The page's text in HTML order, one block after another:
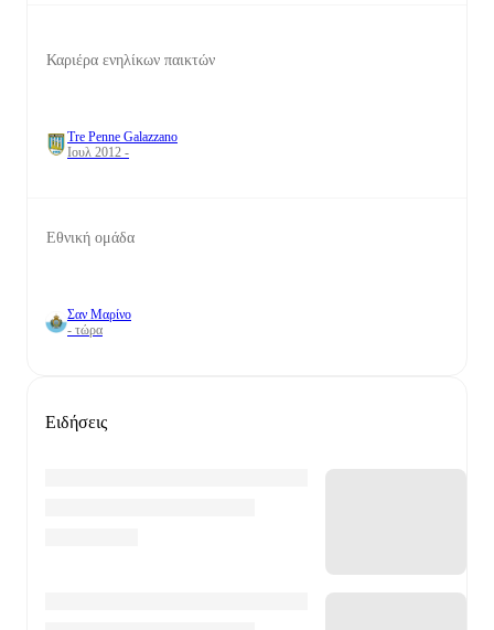
Καριέρα ενηλίκων παικτών
Tre Penne Galazzano
Ιουλ 2012 -
Εθνική ομάδα
Σαν Μαρίνο
- τώρα
Ειδήσεις